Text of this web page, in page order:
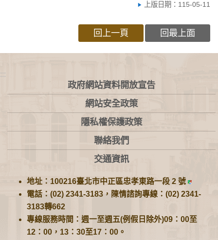
上版日期：115-05-11
回上一頁 回最上面
:::
政府網站資料開放宣告
網站安全政策
隱私權保護政策
聯絡我們
交通資訊
地址：100216臺北市中正區忠孝東路一段 2 號
電話：(02) 2341-3183，陳情諮詢專線：(02) 2341-
3183轉662
專線服務時間：週一至週五(例假日除外)09：00至
12：00，13：30至17：00。